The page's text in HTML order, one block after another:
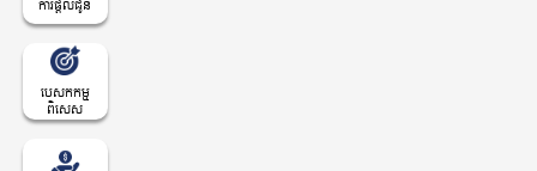
ការផ្តល់ជូន
បេសកកម្ម
ពិសេស